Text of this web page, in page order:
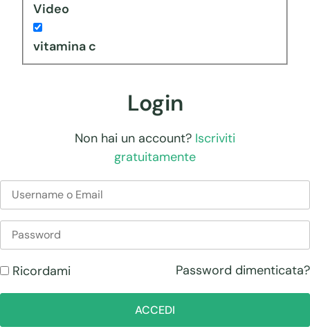
Video
vitamina c
Login
Non hai un account? Iscriviti
gratuitamente
Ricordami
ACCEDI
Password dimenticata?